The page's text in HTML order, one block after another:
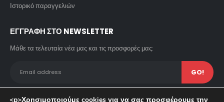
Ιστορικό παραγγελιών
ΕΓΓΡΑΦΗ ΣΤΟ NEWSLETTER
Μάθε τα τελευταία νέα μας και τις προσφορές μας:
<p>Χρησιμοποιούμε cookies για να σας προσφέρουμε την